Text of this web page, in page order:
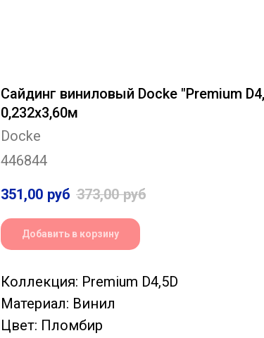
Сайдинг виниловый Docke "Premium
0,232х3,60м
Docke
446844
351,00 руб 373,00 руб
Добавить в корзину
Коллекция: Premium D4,5D
Материал: Винил
Цвет: Пломбир